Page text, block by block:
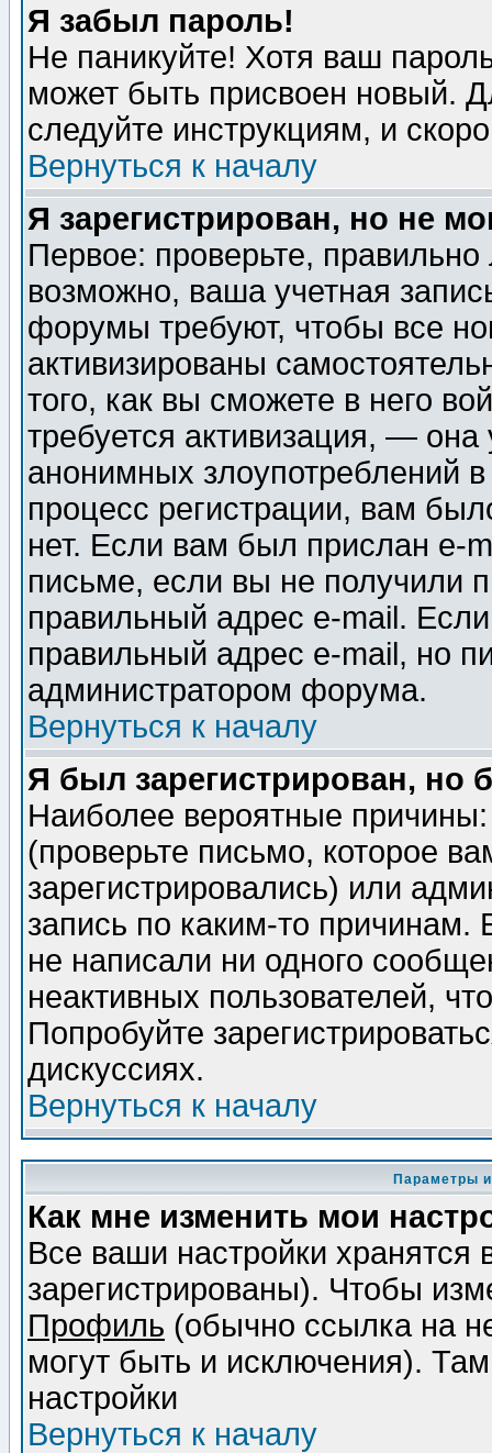
Я забыл пароль!
Не паникуйте! Хотя ваш
может быть присвоен новый.
следуйте инструкциям, и
Вернуться к началу
Я зарегистрирован, но не
Первое: проверьте,
возможно, ваша учетная
форумы требуют, чтобы все
активизированы
того, как вы сможете в него
требуется активизация, —
анонимных злоупотреблений
процесс регистрации, вам
нет. Если вам был прислан e-
письме, если вы не получили
правильный адрес e-mail.
правильный адрес e-mail, но
администратором форума.
Вернуться к началу
Я был зарегистрирован, но
Наиболее вероятные
(проверьте письмо, которое
зарегистрировались) или
запись по каким-то
не написали ни одного
неактивных пользователей,
Попробуйте
дискуссиях.
Вернуться к началу
Параметры
Как мне изменить мои
Все ваши настройки
зарегистрированы). Чтобы
Профиль (обычно ссылка на
могут быть и исключения).
настройки
Вернуться к началу